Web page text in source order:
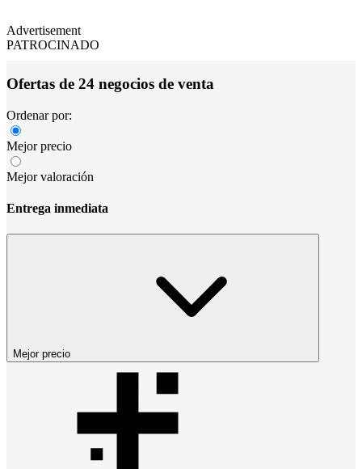
Advertisement
PATROCINADO
Ofertas de 24 negocios de venta
Ordenar por:
Mejor precio
Mejor valoración
Entrega inmediata
Mejor precio